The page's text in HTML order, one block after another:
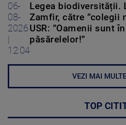
06-
08-
2026
|
12:04
Legea biodiversității.
Zamfir, către ”colegii
USR: ”Oamenii sunt
păsărelelor!”
VEZI MAI
TOP